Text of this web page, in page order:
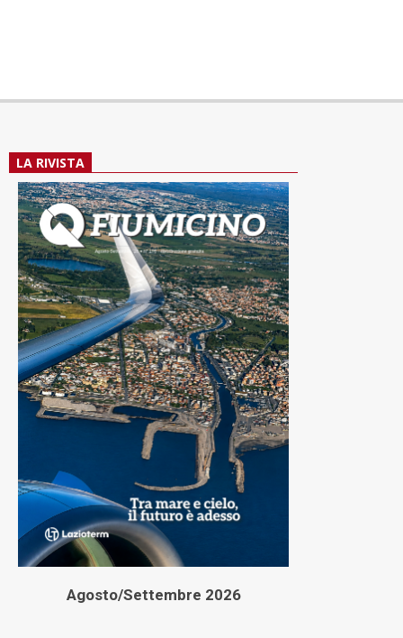
LA RIVISTA
Agosto/Settembre 2026